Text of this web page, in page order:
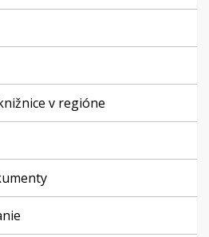
v regióne